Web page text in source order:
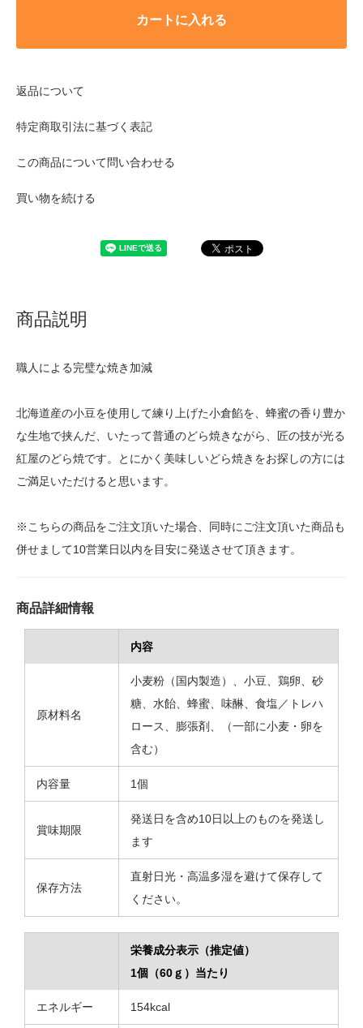
カートに入れる
返品について
特定商取引法に基づく表記
この商品について問い合わせる
買い物を続ける
商品説明
職人による完璧な焼き加減
北海道産の小豆を使用して練り上げた小倉餡を、蜂蜜の香り豊か
な生地で挟んだ、いたって普通のどら焼きながら、匠の技が光る
紅屋のどら焼です。とにかく美味しいどら焼きをお探しの方には
ご満足いただけると思います。
※こちらの商品をご注文頂いた場合、同時にご注文頂いた商品も
併せまして10営業日以内を目安に発送させて頂きます。
商品詳細情報
内容
原材料名
小麦粉（国内製造）、小豆、鶏卵、砂
糖、水飴、蜂蜜、味醂、食塩／トレハ
ロース、膨張剤、（一部に小麦・卵を
含む）
内容量 1個
賞味期限
発送日を含め10日以上のものを発送し
ます
保存方法
直射日光・高温多湿を避けて保存して
ください。
栄養成分表示（推定値）
1個（60ｇ）当たり
エネルギー 154kcal